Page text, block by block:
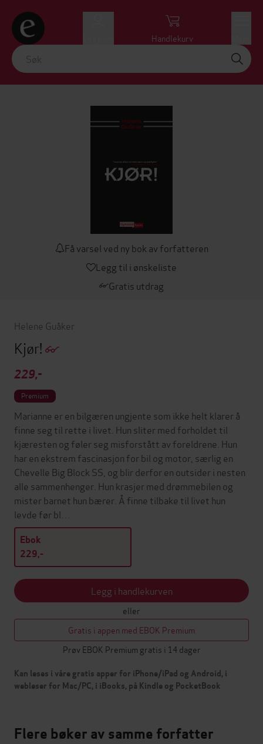
Handlekurv
Få varsel ved ny bok av forfatteren
Legg til i ønskeliste
Gratis utdrag
Helene Guåker
Kjør!
229,-
Premium
Marianne er en bilgæren ungjente som ikke helt klarer å
finne seg til rette i livet. Hun sliter med forholdet til
kjæresten og føler seg misforstått av foreldrene. Hun
har en ekstrem fascinasjon for bil og motor, særlig en
Chevelle Big Block SS, og blir derfor en outsider i nesten
alle sammenhenger. Hun krasjer med drømmebilen og
mister barnet hun bærer. Å finne tilbake til livet hun
levde før bl…
Ebok
229,-
Legg i handlekurven
eller
Gratis i appen med EBOK Premium
Prøv EBOK Premium gratis i 14 dager
Kan leses i våre gratis apper for iPhone/iPad og Android, i
webleser for Mac/PC, i iBooks, på Kindle og PocketBook
Flere bøker av samme forfatter